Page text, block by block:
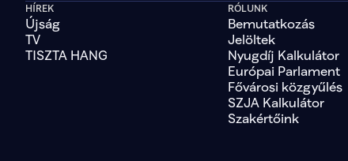
HÍREK
Újság
TV
TISZTA HANG
RÓLUNK
Bemutatkozás
Jelöltek
Nyugdíj Kalkulátor
Európai Parlament
Fővárosi közgyűlés
SZJA Kalkulátor
Szakértőink